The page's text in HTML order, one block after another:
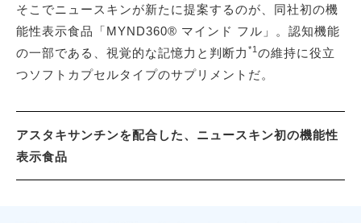
そこでニュースキンが新たに提案するのが、同社初の機
能性表示食品「MYND360® マインド フル」。認知機能
の一部である、視覚的な記憶力と判断力 *1の維持に役立
つソフトカプセルタイプのサプリメントだ。
アスタキサンチンを配合した、ニュースキン初の機能性
表示食品